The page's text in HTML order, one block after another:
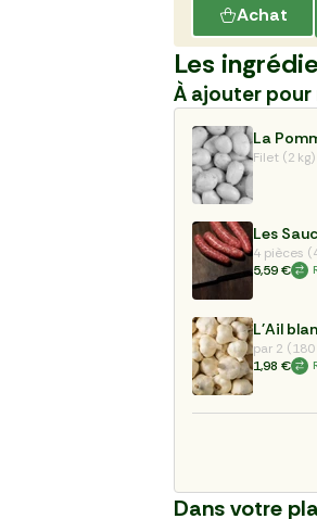
Achat
Les
À ajouter
La
Filet (2 kg)
Les
4 pièces
5,59 €
L'Ail
par 2 (180
1,98 €
Dans votre